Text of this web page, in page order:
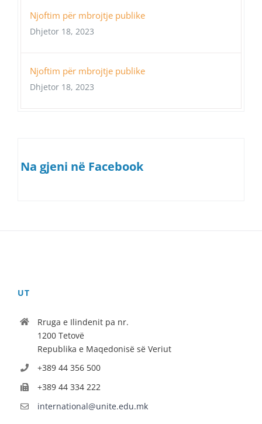
Njoftim për mbrojtje publike
Dhjetor 18, 2023
Njoftim për mbrojtje publike
Dhjetor 18, 2023
Na gjeni në Facebook
UT
Rruga e Ilindenit pa nr.
1200 Tetovë
Republika e Maqedonisë së Veriut
+389 44 356 500
+389 44 334 222
international@unite.edu.mk